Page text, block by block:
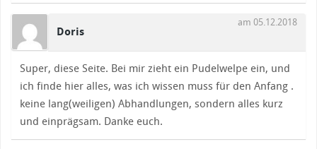
Doris
am 05.12.2018
Super, diese Seite. Bei mir zieht ein Pudelwelpe ein, und
ich finde hier alles, was ich wissen muss für den Anfang .
keine lang(weiligen) Abhandlungen, sondern alles kurz
und einprägsam. Danke euch.